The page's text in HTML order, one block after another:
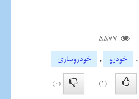
5577
, خودرو ,
خودروسازی
(1)
(0)